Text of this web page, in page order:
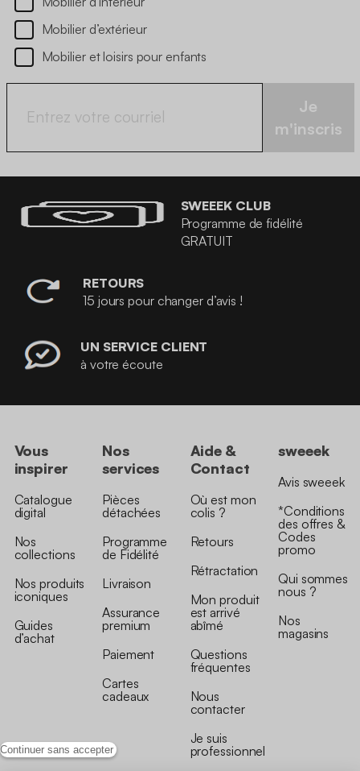
Continuer sans accepter
Mobilier d’extérieur
Mobilier et loisirs pour enfants
Je
m'inscris
SWEEEK CLUB
Programme de fidélité
GRATUIT
RETOURS
15 jours pour changer d’avis !
UN SERVICE CLIENT
à votre écoute
Vous
inspirer
Catalogue
digital
Nos
collections
Nos produits
iconiques
Guides
d’achat
Nos
services
Pièces
détachées
Programme
de Fidélité
Livraison
Assurance
premium
Paiement
Cartes
cadeaux
Aide &
Contact
Où est mon
colis ?
Retours
Rétractation
Mon produit
est arrivé
abîmé
Questions
fréquentes
Nous
contacter
Je suis
professionnel
sweeek
Avis sweeek
*Conditions
des offres &
Codes
promo
Qui sommes
nous ?
Nos
magasins